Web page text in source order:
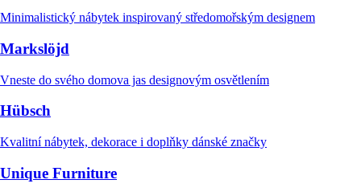
Minimalistický nábytek inspirovaný středomořským designem
Markslöjd
Vneste do svého domova jas designovým osvětlením
Hübsch
Kvalitní nábytek, dekorace i doplňky dánské značky
Unique Furniture